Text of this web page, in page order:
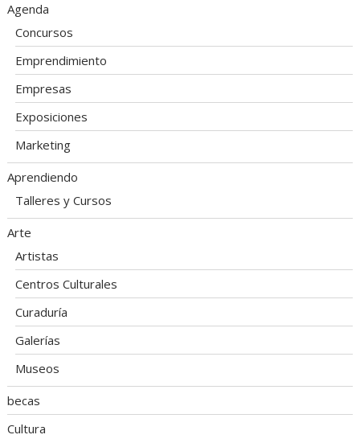
Agenda
Concursos
Emprendimiento
Empresas
Exposiciones
Marketing
Aprendiendo
Talleres y Cursos
Arte
Artistas
Centros Culturales
Curaduría
Galerías
Museos
becas
Cultura